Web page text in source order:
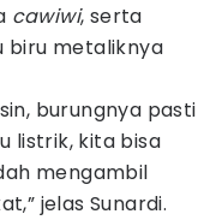
cawiwi, serta
biru metaliknya
burungnya pasti
listrik, kita bisa
mengambil
jelas Sunardi.